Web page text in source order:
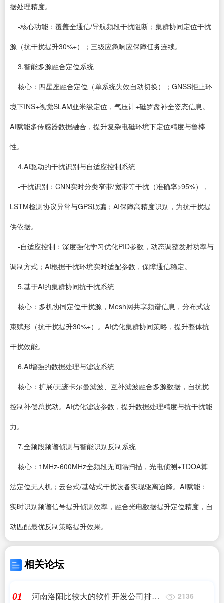
据处理精度。
-核心功能：覆盖全通信/导航频段干扰阻断；集群协同定位干扰
源（抗干扰提升30%+）；三级应急响应保障任务连续。
3.智能多源融合定位系统
核心：四星座融合定位（单系统失效自动切换）；GNSS拒止环
境下INS+视觉SLAM亚米级定位，气压计+磁罗盘补全姿态信息。
AI赋能多传感器数据融合，提升复杂电磁环境下定位精度与鲁棒
性。
4.AI驱动的干扰识别与自适应控制系统
-干扰识别：CNN实时分类窄带/宽带等干扰（准确率>95%），
LSTM检测协议异常与GPS欺骗；AI保障高精度识别，为抗干扰提
供依据。
-自适应控制：深度强化学习优化PID参数，动态调整发射功率与
调制方式；AI根据干扰环境实时适配参数，保障通信稳定。
5.基于AI的集群协同抗干扰系统
核心：多机协同定位干扰源，Mesh网共享频谱信息，分布式波
束赋形（抗干扰提升30%+）。AI优化集群协同策略，提升整体抗
干扰效能。
6.AI增强的数据处理与滤波系统
核心：扩展/无迹卡尔曼滤波、互补滤波融合多源数据，自抗扰
控制补偿总扰动。AI优化滤波参数，提升数据处理精度与抗干扰能
力。
7.全频段频谱侦测与智能识别反制系统
核心：1MHz-600MHz全频段无间隔扫描，光电侦测+TDOA算
法定位无人机；云台式/基站式干扰设备实现驱离迫降。AI赋能：
实时识别频谱信号提升侦测效率，融合光电数据提升定位精度，自
动匹配最优反制策略提升效果。
相关论坛
01
河南洛阳比较大的软件开发公司排行
2136